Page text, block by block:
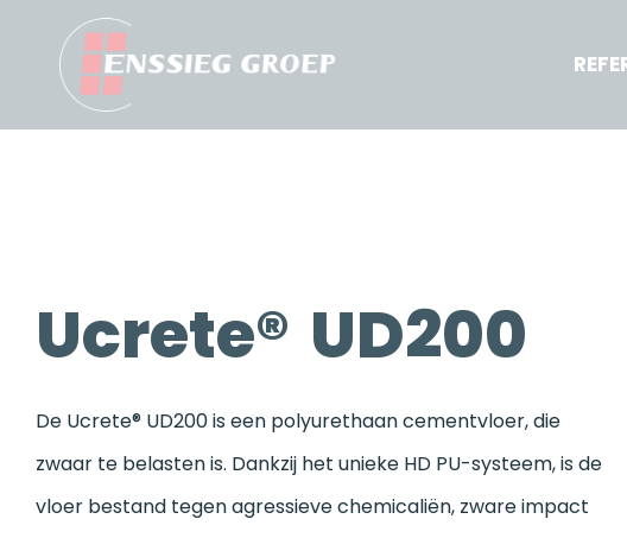
Ucrete® UD200
De Ucrete® UD200 is een polyurethaan cementvloer, die
zwaar te belasten is. Dankzij het unieke HD PU-systeem, is de
vloer bestand tegen agressieve chemicaliën, zware impact